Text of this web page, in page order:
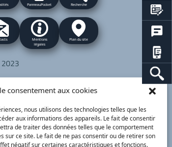
consentement aux cookies
nous utilisons des technologies telles que les
aux informations des appareils. Le fait de consentir
de traiter des données telles que le comportement
sur ce site. Le fait de ne pas consentir ou de retirer son
négatif sur certaines caractéristiques et fonctions.
PanneauPocket Recherche
Mentions
légales
Plan du site
- 06 84 05